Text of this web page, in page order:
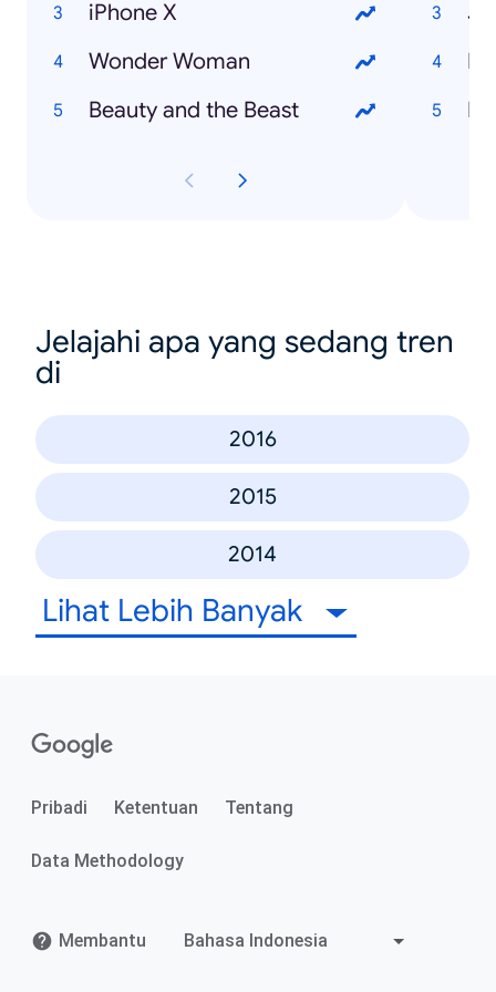
iPhone X
Wonder Woman
Beauty and the Beast
Jelajahi apa yang sedang tren
di
2016
2015
2014
Lihat Lebih Banyak
Pribadi Ketentuan Tentang
Data Methodology
Membantu